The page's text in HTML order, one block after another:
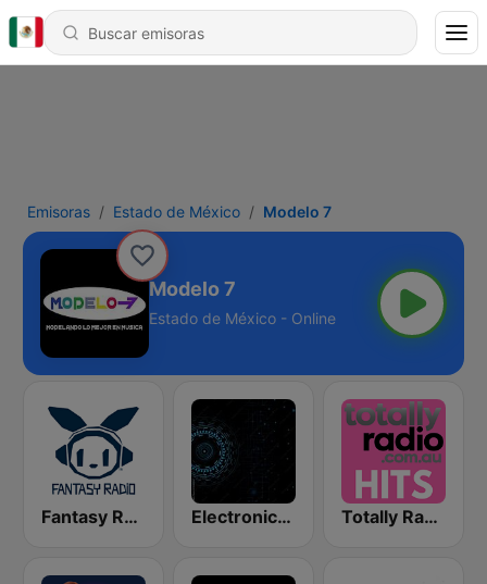
Emisoras Estado de México Modelo 7
Modelo 7
Estado de México - Online
Fantasy Radio UK Electronica Radio FM Totally Radio Hits